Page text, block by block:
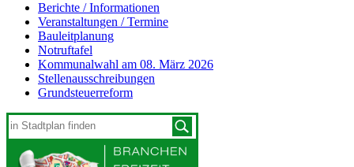
Berichte / Informationen
Veranstaltungen / Termine
Bauleitplanung
Notruftafel
Kommunalwahl am 08. März 2026
Stellenausschreibungen
Grundsteuerreform